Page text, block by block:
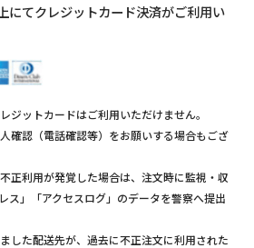
にてクレジットカード決済がご利用い
ジットカードはご利用いただけません。
確認（電話確認等）をお願いする場合もござ
正利用が発覚した場合は、注文時に監視・収
ス」「アクセスログ」のデータを警察へ提出
した配送先が、過去に不正注文に利用された